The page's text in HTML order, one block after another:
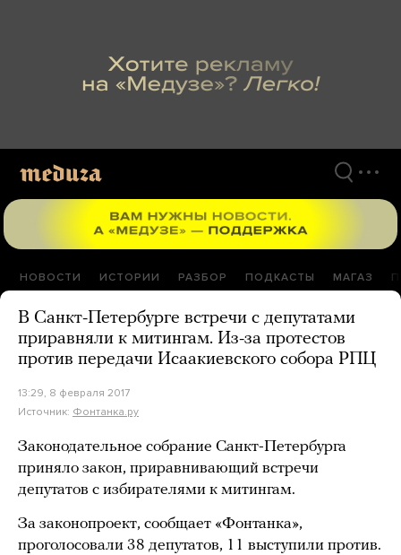
НОВОСТИ ИСТОРИИ РАЗБОР ПОДКАСТЫ МАГАЗ
В Санкт-Петербурге встречи с депутатами
приравняли к митингам. Из-за протестов
против передачи Исаакиевского собора РПЦ
13:29, 8 февраля 2017
Источник: Фонтанка.ру
Законодательное собрание Санкт-Петербурга
приняло закон, приравнивающий встречи
депутатов с избирателями к митингам.
За законопроект, сообщает «Фонтанка»,
проголосовали 38 депутатов, 11 выступили против.